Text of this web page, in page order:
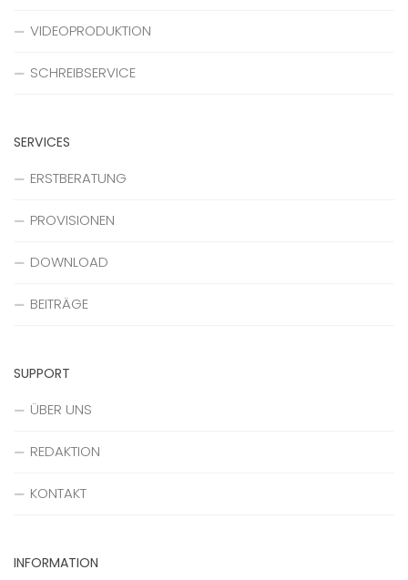
VIDEOPRODUKTION
SCHREIBSERVICE
SERVICES
ERSTBERATUNG
PROVISIONEN
DOWNLOAD
BEITRÄGE
SUPPORT
ÜBER UNS
REDAKTION
KONTAKT
INFORMATION